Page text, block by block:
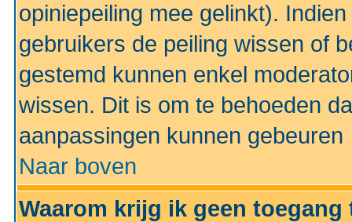
opiniepeiling mee gelinkt).
gebruikers de peiling wissen of
gestemd kunnen enkel
wissen. Dit is om te behoeden
aanpassingen kunnen gebeuren
Naar boven
Waarom krijg ik geen